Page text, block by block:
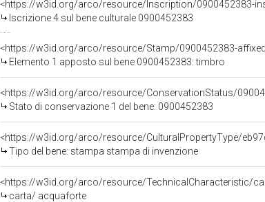
<https://w3id.org/arco/resource/Inscription/0900452383-
Iscrizione 4 sul bene culturale 0900452383
<https://w3id.org/arco/resource/Stamp/0900452383-
Elemento 1 apposto sul bene 0900452383: timbro
<https://w3id.org/arco/resource/ConservationStatus/
Stato di conservazione 1 del bene: 0900452383
<https://w3id.org/arco/resource/CulturalPropertyType/
Tipo del bene: stampa stampa di invenzione
<https://w3id.org/arco/resource/TechnicalCharacteristic/
carta/ acquaforte